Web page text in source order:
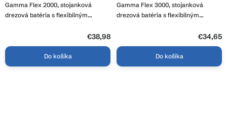
Gamma Flex 2000, stojanková
drezová batéria s flexibilným
ramenom, čierna-grafitová, GMA-
€38,98
Do košíka
Gamma Flex 3000, stojanková
drezová batéria s flexibilným
ramenom, šedá-chrómová, GMA-
€34,65
Do košíka